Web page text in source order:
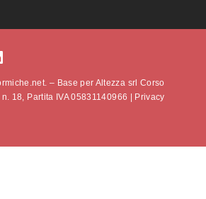
– Base per Altezza srl Corso
18, Partita IVA 05831140966 |
Privacy